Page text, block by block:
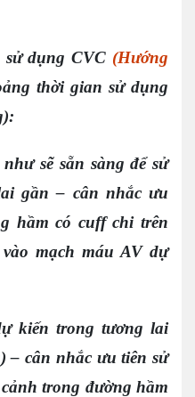
dụng CVC (Hướng
thời gian sử dụng
sẽ sẵn sàng để sử
gần – cân nhắc ưu
hầm có cuff chi trên
mạch máu AV dự
kiến trong tương lai
– cân nhắc ưu tiên sử
trong đường hầm